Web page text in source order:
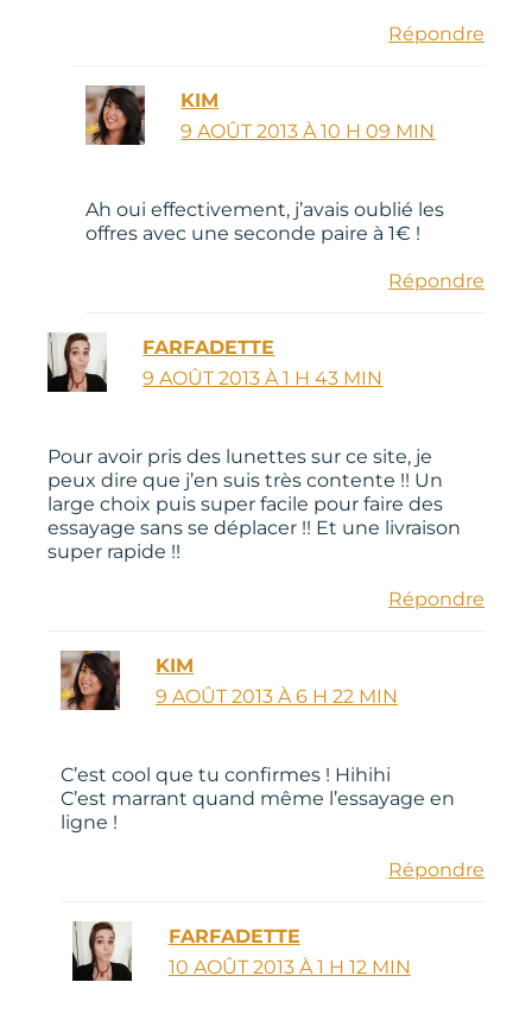
Répondre
KIM
9 AOÛT 2013 À 10 H 09 MIN
Ah oui effectivement, j’avais oublié les
offres avec une seconde paire à 1€ !
Répondre
FARFADETTE
9 AOÛT 2013 À 1 H 43 MIN
Pour avoir pris des lunettes sur ce site, je
peux dire que j’en suis très contente !! Un
large choix puis super facile pour faire des
essayage sans se déplacer !! Et une livraison
super rapide !!
Répondre
KIM
9 AOÛT 2013 À 6 H 22 MIN
C’est cool que tu confirmes ! Hihihi
C’est marrant quand même l’essayage en
ligne !
Répondre
FARFADETTE
10 AOÛT 2013 À 1 H 12 MIN